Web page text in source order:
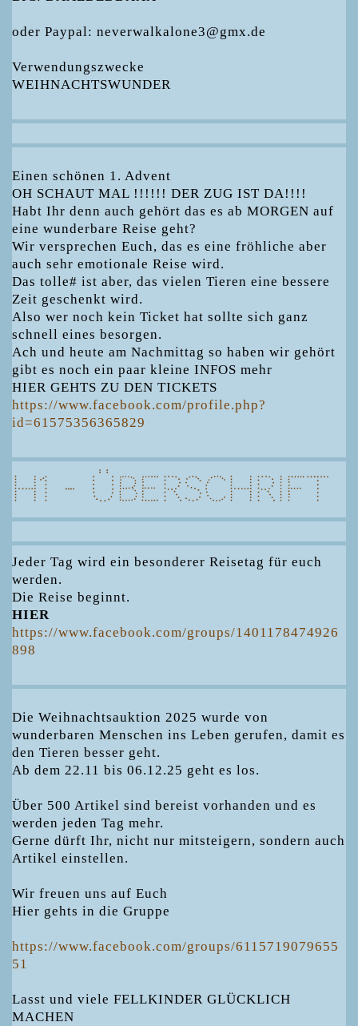
oder Paypal: neverwalkalone3@gmx.de
Verwendungszwecke
WEIHNACHTSWUNDER
Einen schönen 1. Advent
OH SCHAUT MAL !!!!!! DER ZUG IST DA!!!!
Habt Ihr denn auch gehört das es ab MORGEN auf
eine wunderbare Reise geht?
Wir versprechen Euch, das es eine fröhliche aber
auch sehr emotionale Reise wird.
Das tolle# ist aber, das vielen Tieren eine bessere
Zeit geschenkt wird.
Also wer noch kein Ticket hat sollte sich ganz
schnell eines besorgen.
Ach und heute am Nachmittag so haben wir gehört
gibt es noch ein paar kleine INFOS mehr
HIER GEHTS ZU DEN TICKETS
https://www.facebook.com/profile.php?
id=61575356365829
H1 - Überschrift
Jeder Tag wird ein besonderer Reisetag für euch
werden.
Die Reise beginnt.
HIER
https://www.facebook.com/groups/1401178474926
898
Die Weihnachtsauktion 2025 wurde von
wunderbaren Menschen ins Leben gerufen, damit es
den Tieren besser geht.
Ab dem 22.11 bis 06.12.25 geht es los.
Über 500 Artikel sind bereist vorhanden und es
werden jeden Tag mehr.
Gerne dürft Ihr, nicht nur mitsteigern, sondern auch
Artikel einstellen.
Wir freuen uns auf Euch
Hier gehts in die Gruppe
https://www.facebook.com/groups/6115719079655
51
Lasst und viele FELLKINDER GLÜCKLICH
MACHEN